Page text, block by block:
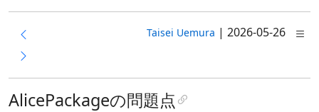
Taisei Uemura | 2026-05-26
AlicePackageの問題点